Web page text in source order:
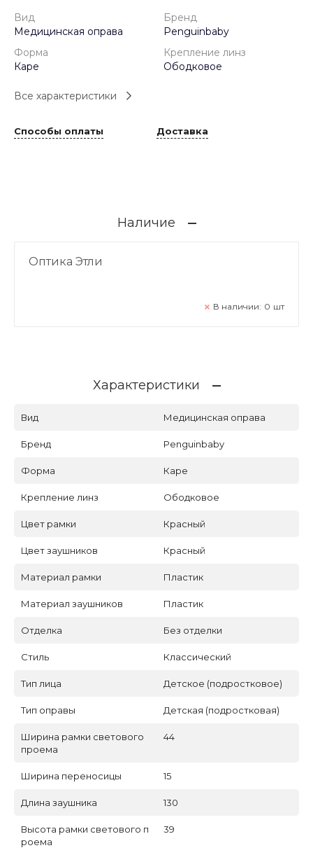
Вид
Медицинская оправа
Бренд
Penguinbaby
Форма
Каре
Крепление линз
Ободковое
Все характеристики
Способы оплаты Доставка
Наличие
Оптика Этли
В наличии: 0 шт
Характеристики
Вид Медицинская оправа
Бренд Penguinbaby
Форма Каре
Крепление линз Ободковое
Цвет рамки Красный
Цвет заушников Красный
Материал рамки Пластик
Материал заушников Пластик
Отделка Без отделки
Стиль Классический
Тип лица Детское (подростковое)
Тип оправы Детская (подростковая)
Ширина рамки светового
проема
44
Ширина переносицы 15
Длина заушника 130
Высота рамки светового п
роема
39